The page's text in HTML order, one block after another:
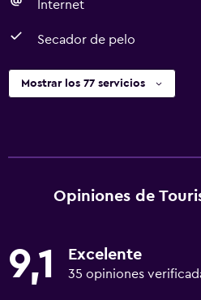
Internet
Secador de pelo
Mostrar los 77 servicios
Opiniones de
9,1 Excelente
35 opiniones